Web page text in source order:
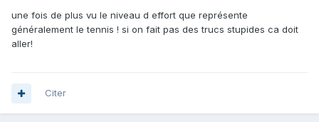
une fois de plus vu le niveau d effort que représente
généralement le tennis ! si on fait pas des trucs stupides ca doit
aller!
Citer